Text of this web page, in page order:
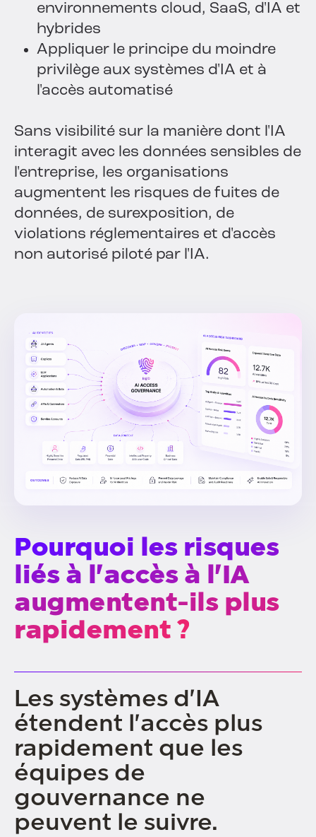
environnements cloud, SaaS, d'IA et
hybrides
Appliquer le principe du moindre
privilège aux systèmes d'IA et à
l'accès automatisé
Sans visibilité sur la manière dont l'IA
interagit avec les données sensibles de
l'entreprise, les organisations
augmentent les risques de fuites de
données, de surexposition, de
violations réglementaires et d'accès
non autorisé piloté par l'IA.
Pourquoi les risques
liés à l'accès à l'IA
augmentent-ils plus
rapidement ?
Les systèmes d'IA
étendent l'accès plus
rapidement que les
équipes de
gouvernance ne
peuvent le suivre.